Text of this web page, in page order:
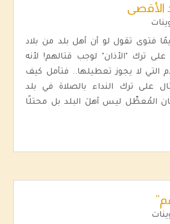
الأقصى
فتوى تقول لو أن أهل بلد من بلاد
ترك "الأذان" لوجب قتالهم! لأنه
التي لا يجوز تعطيلها.. فتأمل كيف
على ترك النداء بالصلاة في بلد
المُعطِّل ليس أهلَ البلد بل محتلًا